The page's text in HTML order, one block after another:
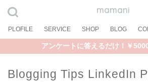
mamani
PLOFILE SERVICE SHOP BLOG
アンケートに答えるだけ！￥
Blogging Tips LinkedIn